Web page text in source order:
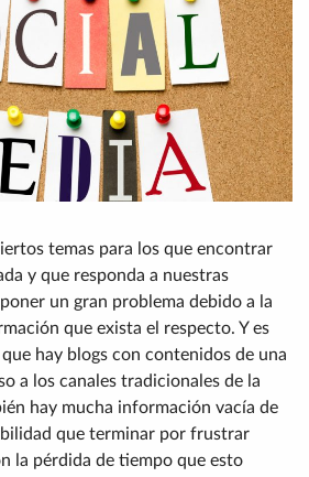
temas para los que encontrar
y que responda a nuestras
un gran problema debido a la
que exista el respecto. Y es
hay blogs con contenidos de una
a los canales tradicionales de la
hay mucha información vacía de
que terminar por frustrar
la pérdida de tiempo que esto